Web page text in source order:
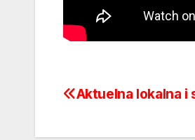
Post
Aktuelna lokalna